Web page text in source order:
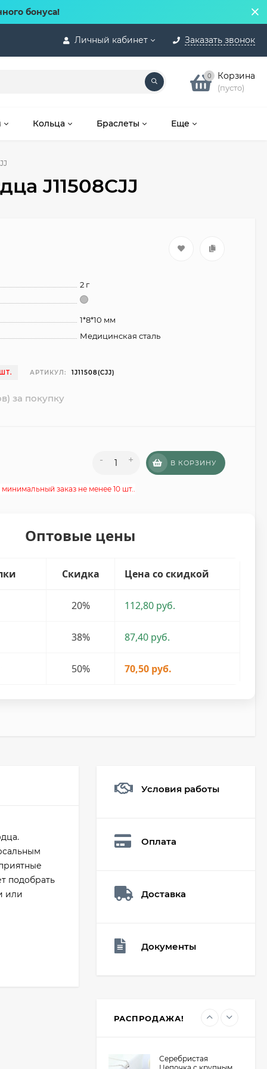
бонуса!
Личный кабинет Заказать звонок
0 Корзина
(пусто)
Кольца Браслеты Еще
J11508CJJ
2 г
1*8*10 мм
Медицинская сталь
АРТИКУЛ: 1J11508(CJJ)
за покупку
- + В КОРЗИНУ
заказ не менее 10 шт..
Оптовые цены
Скидка Цена со скидкой
20% 112,80 руб.
38% 87,40 руб.
50% 70,50 руб.
подобрать
или
Условия работы
Оплата
Доставка
Документы
РАСПРОДАЖА!
19₽
Мешочек (5*7см)
Серебристая